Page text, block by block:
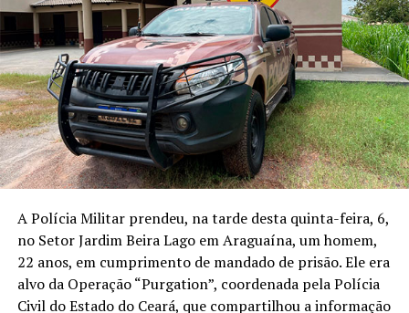
A Polícia Militar prendeu, na tarde desta quinta-feira, 6,
no Setor Jardim Beira Lago em Araguaína, um homem,
22 anos, em cumprimento de mandado de prisão. Ele era
alvo da Operação “Purgation”, coordenada pela Polícia
Civil do Estado do Ceará, que compartilhou a informação